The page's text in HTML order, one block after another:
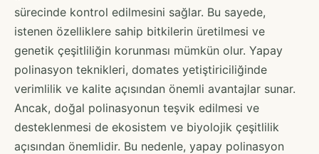
sürecinde kontrol edilmesini sağlar. Bu sayede,
istenen özelliklere sahip bitkilerin üretilmesi ve
genetik çeşitliliğin korunması mümkün olur. Yapay
polinasyon teknikleri, domates yetiştiriciliğinde
verimlilik ve kalite açısından önemli avantajlar sunar.
Ancak, doğal polinasyonun teşvik edilmesi ve
desteklenmesi de ekosistem ve biyolojik çeşitlilik
açısından önemlidir. Bu nedenle, yapay polinasyon